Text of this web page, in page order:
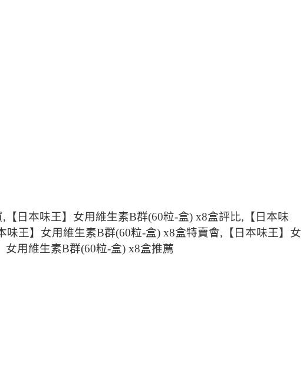
日本味王】女用維生素B群(60粒-盒) x8盒評比,【日本味
王】女用維生素B群(60粒-盒) x8盒特賣會,【日本味王】女
用維生素B群(60粒-盒) x8盒推薦